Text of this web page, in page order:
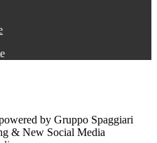
by Gruppo Spaggiari
& New Social Media